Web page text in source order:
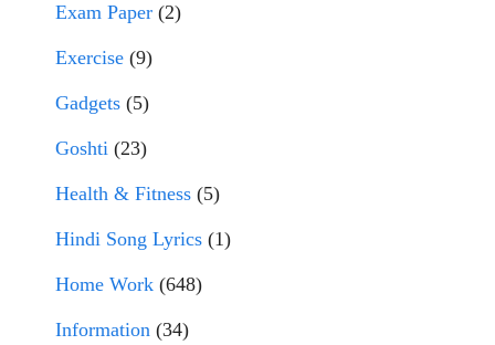
Exam Paper (2)
Exercise (9)
Gadgets (5)
Goshti (23)
Health & Fitness (5)
Hindi Song Lyrics (1)
Home Work (648)
Information (34)